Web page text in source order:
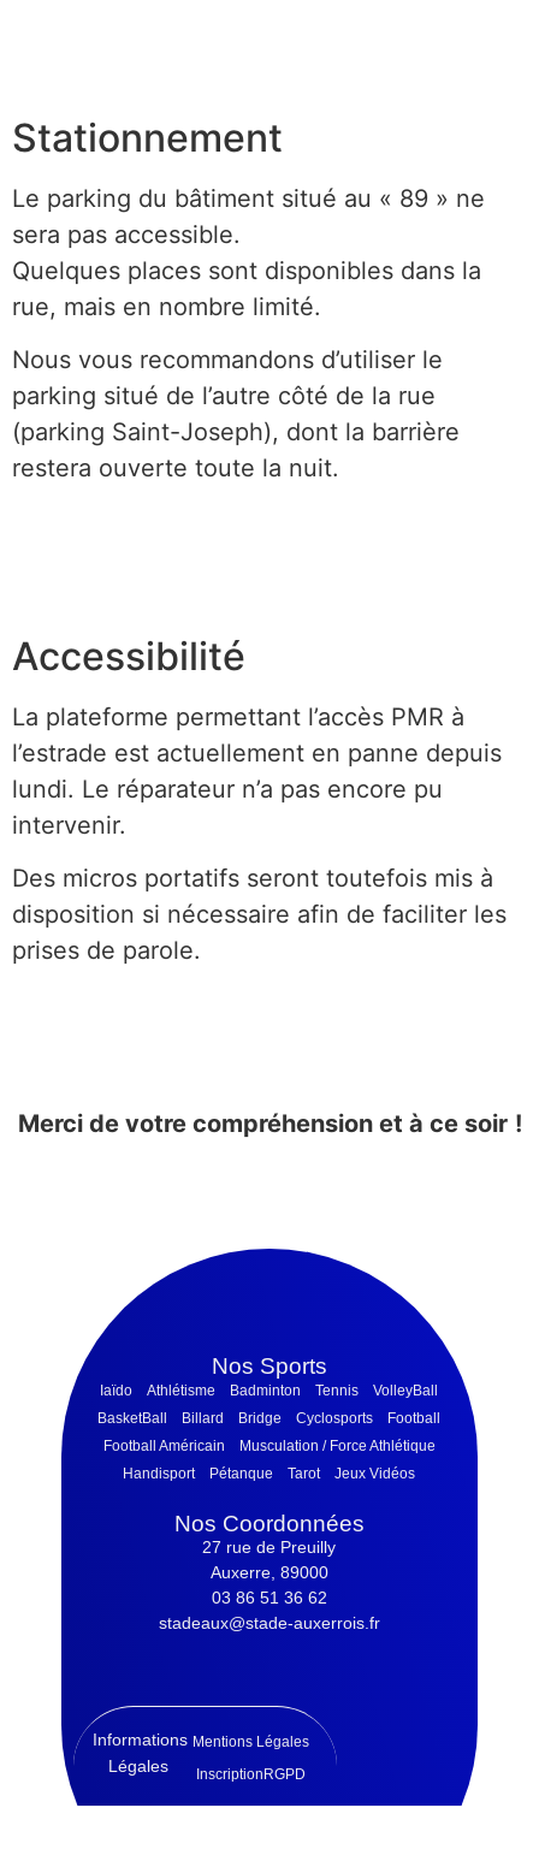
Stationnement
Le parking du bâtiment situé au « 89 » ne
sera pas accessible.
Quelques places sont disponibles dans la
rue, mais en nombre limité.
Nous vous recommandons d’utiliser le
parking situé de l’autre côté de la rue
(parking Saint-Joseph), dont la barrière
restera ouverte toute la nuit.
Accessibilité
La plateforme permettant l’accès PMR à
l’estrade est actuellement en panne depuis
lundi. Le réparateur n’a pas encore pu
intervenir.
Des micros portatifs seront toutefois mis à
disposition si nécessaire afin de faciliter les
prises de parole.
Merci de votre compréhension et à ce soir !
Nos Sports
Iaïdo Athlétisme Badminton Tennis
VolleyBall
BasketBall
Billard Bridge Cyclosports
Football
Football Américain
Musculation / Force Athlétique
Handisport
Pétanque Tarot Jeux Vidéos
Nos Coordonnées
27 rue de Preuilly
Auxerre, 89000
03 86 51 36 62
stadeaux@stade-auxerrois.fr
Informations
Légales
Mentions Légales
InscriptionRGPD